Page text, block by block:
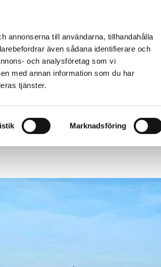
annonserna till användarna, tillhandahålla
även sådana identifierare och
och analysföretag som vi
med annan information som du har
tjänster.
Marknadsföring